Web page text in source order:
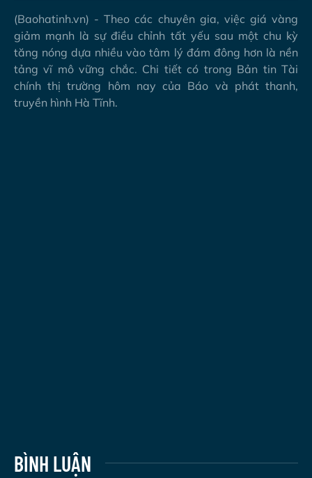
(Baohatinh.vn) - Theo các chuyên gia, việc giá vàng
giảm mạnh là sự điều chỉnh tất yếu sau một chu kỳ
tăng nóng dựa nhiều vào tâm lý đám đông hơn là nền
tảng vĩ mô vững chắc. Chi tiết có trong Bản tin Tài
chính thị trường hôm nay của Báo và phát thanh,
truyền hình Hà Tĩnh.
BÌNH LUẬN